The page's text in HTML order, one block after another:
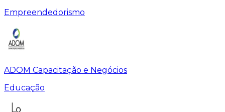
Empreendedorismo
ADOM Capacitação e Negócios
Educação